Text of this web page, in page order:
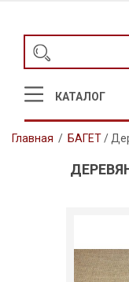
КАТАЛОГ
Главная / БАГЕТ/